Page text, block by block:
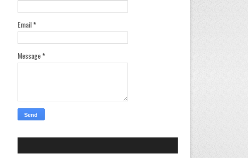
Email*
Message*